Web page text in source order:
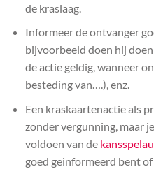
de kraslaag.
Informeer de ontvanger
bijvoorbeeld doen hij
de actie geldig, wanneer
besteding van….), enz.
Een kraskaartenactie als
zonder vergunning, maar
voldoen van de
goed geinformeerd bent